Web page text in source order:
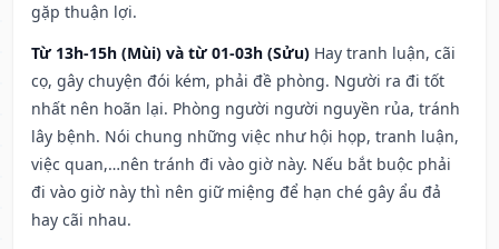
gặp thuận lợi.
Từ 13h-15h (Mùi) và từ 01-03h (Sửu) Hay tranh luận, cãi
cọ, gây chuyện đói kém, phải đề phòng. Người ra đi tốt
nhất nên hoãn lại. Phòng người người nguyền rủa, tránh
lây bệnh. Nói chung những việc như hội họp, tranh luận,
việc quan,…nên tránh đi vào giờ này. Nếu bắt buộc phải
đi vào giờ này thì nên giữ miệng để hạn ché gây ẩu đả
hay cãi nhau.